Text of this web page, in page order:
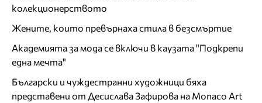
колекционерството
Жените, които превърнаха стила в безсмъртие
Академията за мода се включи в каузата "Подкрепи
една мечта"
Български и чуждестранни художници бяха
представени от Десислава Зафирова на Monaco Art